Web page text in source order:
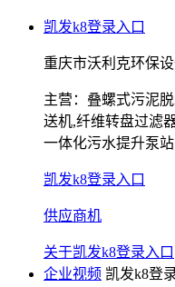
凯发k8登录入口
重庆市沃利克环保
主营： 叠螺式污泥
送机,纤维转盘过滤
一体化污水提升泵站
凯发k8登录入口
供应商机
关于凯发k8登录入口
企业视频 凯发k8登